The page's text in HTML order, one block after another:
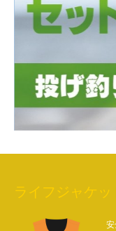
ライフジャケッ